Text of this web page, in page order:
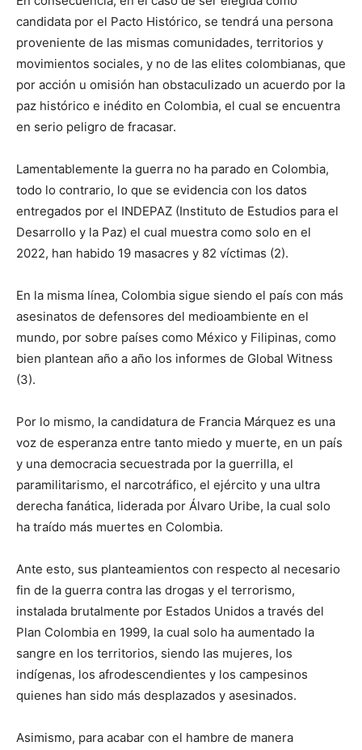
candidata por el Pacto Histórico, se tendrá una persona
proveniente de las mismas comunidades, territorios y
movimientos sociales, y no de las elites colombianas, que
por acción u omisión han obstaculizado un acuerdo por la
paz histórico e inédito en Colombia, el cual se encuentra
en serio peligro de fracasar.
Lamentablemente la guerra no ha parado en Colombia,
todo lo contrario, lo que se evidencia con los datos
entregados por el INDEPAZ (Instituto de Estudios para el
Desarrollo y la Paz) el cual muestra como solo en el
2022, han habido 19 masacres y 82 víctimas (2).
En la misma línea, Colombia sigue siendo el país con más
asesinatos de defensores del medioambiente en el
mundo, por sobre países como México y Filipinas, como
bien plantean año a año los informes de Global Witness
(3).
Por lo mismo, la candidatura de Francia Márquez es una
voz de esperanza entre tanto miedo y muerte, en un país
y una democracia secuestrada por la guerrilla, el
paramilitarismo, el narcotráfico, el ejército y una ultra
derecha fanática, liderada por Álvaro Uribe, la cual solo
ha traído más muertes en Colombia.
Ante esto, sus planteamientos con respecto al necesario
fin de la guerra contra las drogas y el terrorismo,
instalada brutalmente por Estados Unidos a través del
Plan Colombia en 1999, la cual solo ha aumentado la
sangre en los territorios, siendo las mujeres, los
indígenas, los afrodescendientes y los campesinos
quienes han sido más desplazados y asesinados.
Asimismo, para acabar con el hambre de manera